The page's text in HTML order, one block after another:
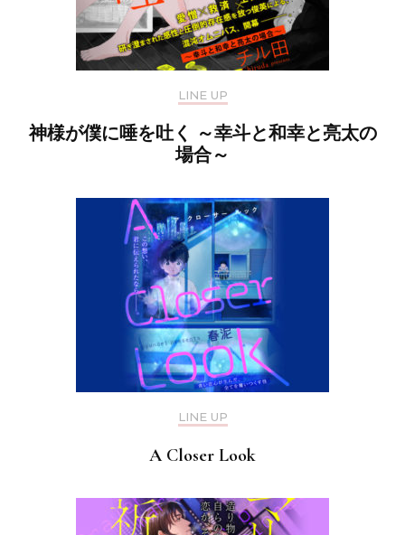
LINE UP
神様が僕に唾を吐く ～幸斗と和幸と亮太の
場合～
LINE UP
A Closer Look